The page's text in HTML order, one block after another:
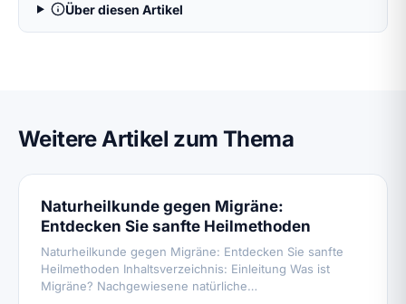
Über diesen Artikel
Weitere Artikel zum Thema
Naturheilkunde gegen Migräne:
Entdecken Sie sanfte Heilmethoden
Naturheilkunde gegen Migräne: Entdecken Sie sanfte
Heilmethoden Inhaltsverzeichnis: Einleitung Was ist
Migräne? Nachgewiesene natürliche…